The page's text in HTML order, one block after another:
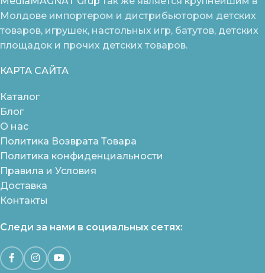
Молдове импортером и дистрибьютором детских
товаров, игрушек, настольных игр, батутов, детских
площадок и прочих детских товаров.
КАРТА САЙТА
Каталог
Блог
О нас
Политика Возврата Товара
Политика конфиденциальности
Правила и Условия
Доставка
Контакты
Следи за нами в социальных сетях: